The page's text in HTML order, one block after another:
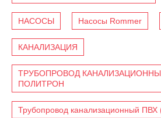
НАСОСЫ Насосы Rommer
КАНАЛИЗАЦИЯ
ТРУБОПРОВОД
ПОЛИТРОН
Трубопровод канализационный ПВХ